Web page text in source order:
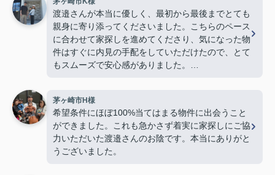
渡邉さんが本当に優しく、最初から最後までとても
親身に寄り添ってくださいました。こちらのペース
に合わせて家探しを進めてくださり、気になった物
件はすぐに内見の手配をしていただけたので、とて
もスムーズで安心感がありました。
寧に接してくださり、「営業の方でこんなに優しく
て親切な方がいるんだ」と驚くほど素敵な方でし
た。子どももすっかり懐いていて、人柄の良さが伝
わってきました。
茅ヶ崎市H様
希望条件にほぼ100%当てはまる物件に出会うこと
ができました。これも急かさず着実に家探しにご協
力いただいた渡邉さんのお陰です。本当にありがと
うございました。